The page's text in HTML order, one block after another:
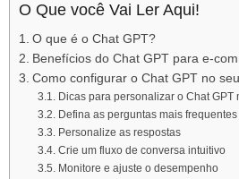
O Que você Vai Ler Aqui!
O que é o Chat GPT?
Benefícios do Chat GPT para e-
Como configurar o Chat GPT no
Dicas para personalizar o Chat GPT
Defina as perguntas mais
Personalize as respostas
Crie um fluxo de conversa intuitivo
Monitore e ajuste o desempenho